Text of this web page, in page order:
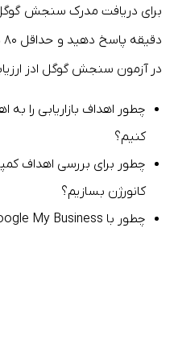
در آزمون سنجش گوگل ادز
چطور اهداف بازاریابی را به
کنیم؟
چطور برای بررسی اهداف
کانورژن بسازیم؟
چطور با Google My Business کار کنیم؟